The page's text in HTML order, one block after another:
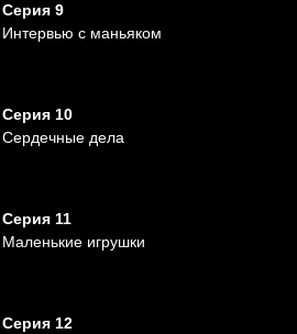
Серия 9
Интервью с маньяком
Серия 10
Сердечные дела
Серия 11
Маленькие игрушки
Серия 12